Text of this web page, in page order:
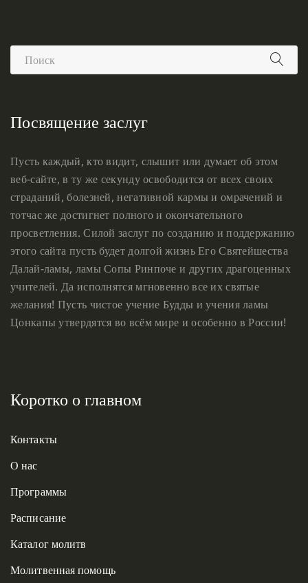
Посвящение заслуг
Пусть каждый, кто видит, слышит или думает об этом
веб-сайте, в ту же секунду освободится от всех своих
страданий, болезней, негативной кармы и омрачений и
тотчас же достигнет полного и окончательного
просветления. Силой заслуг по созданию и поддержанию
этого сайта пусть будет долгой жизнь Его Святейшества
Далай-ламы, ламы Сопы Ринпоче и других драгоценных
учителей. Да исполнятся мгновенно все их святые
желания! Пусть чистое учение Будды и учения ламы
Цонкапы утвердятся во всём мире и особенно в России!
Коротко о главном
Контакты
О нас
Программы
Расписание
Каталог молитв
Молитвенная помощь